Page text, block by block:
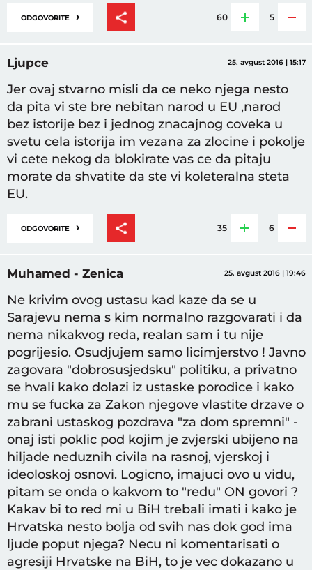
ODGOVORITE › 60 5
Ljupce 25. avgust 2016 | 15:17
Jer ovaj stvarno misli da ce neko njega nesto
da pita vi ste bre nebitan narod u EU ,narod
bez istorije bez i jednog znacajnog coveka u
svetu cela istorija im vezana za zlocine i pokolje
vi cete nekog da blokirate vas ce da pitaju
morate da shvatite da ste vi koleteralna steta
EU.
ODGOVORITE › 35 6
Muhamed - Zenica 25. avgust 2016 | 19:46
Ne krivim ovog ustasu kad kaze da se u
Sarajevu nema s kim normalno razgovarati i da
nema nikakvog reda, realan sam i tu nije
pogrijesio. Osudjujem samo licimjerstvo ! Javno
zagovara "dobrosusjedsku" politiku, a privatno
se hvali kako dolazi iz ustaske porodice i kako
mu se fucka za Zakon njegove vlastite drzave o
zabrani ustaskog pozdrava "za dom spremni" -
onaj isti poklic pod kojim je zvjerski ubijeno na
hiljade neduznih civila na rasnoj, vjerskoj i
ideoloskoj osnovi. Logicno, imajuci ovo u vidu,
pitam se onda o kakvom to "redu" ON govori ?
Kakav bi to red mi u BiH trebali imati i kako je
Hrvatska nesto bolja od svih nas dok god ima
ljude poput njega? Necu ni komentarisati o
agresiji Hrvatske na BiH, to je vec dokazano u